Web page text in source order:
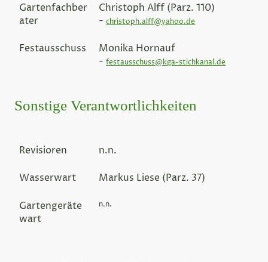
Gartenfachber
ater
Christoph Alff (Parz. 110)
-christoph.alff@yahoo.de
Festausschuss
Monika Hornauf
-festausschuss@kga-stichkanal.de
Sonstige Verantwortlichkeiten
Revisioren n.n.
Wasserwart Markus Liese (Parz. 37)
Gartengeräte
wart
n.n.